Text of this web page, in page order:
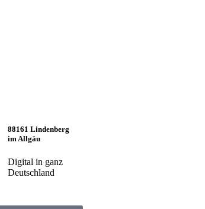
88161 Lindenberg
im Allgäu
Digital in ganz
Deutschland